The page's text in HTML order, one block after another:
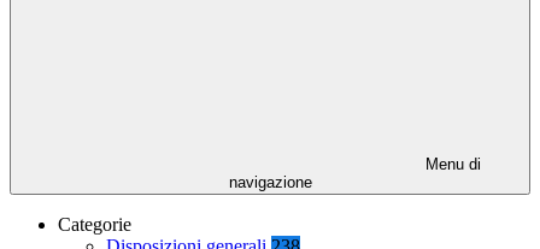
Menu di
navigazione
Categorie